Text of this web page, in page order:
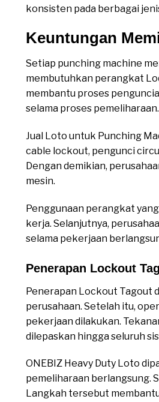
konsisten pada berbagai
Keuntungan
Setiap punching machine
membutuhkan perangkat
membantu proses
selama proses pemeliharaan.
Jual Loto untuk Punching
cable lockout, pengunci
Dengan demikian,
mesin.
Penggunaan perangkat
kerja. Selanjutnya,
selama pekerjaan
Penerapan Lockout
Penerapan Lockout Tagout
perusahaan. Setelah itu,
pekerjaan dilakukan.
dilepaskan hingga seluruh
ONEBIZ Heavy Duty Loto
pemeliharaan berlangsung.
Langkah tersebut